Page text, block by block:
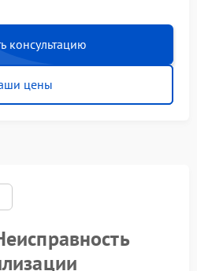
консультацию
цены